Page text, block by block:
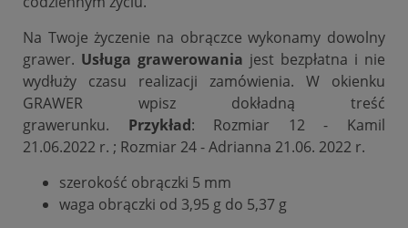
Na Twoje życzenie na obrączce wykonamy dowolny
grawer. Usługa grawerowania jest bezpłatna i nie
wydłuży czasu realizacji zamówienia. W okienku
GRAWER wpisz dokładną treść
grawerunku.
Przykład: Rozmiar 12 - Kamil
21.06.2022 r. ; Rozmiar 24 - Adrianna 21.06. 2022 r.
szerokość obrączki 5 mm
waga obrączki od 3,95 g do 5,37 g